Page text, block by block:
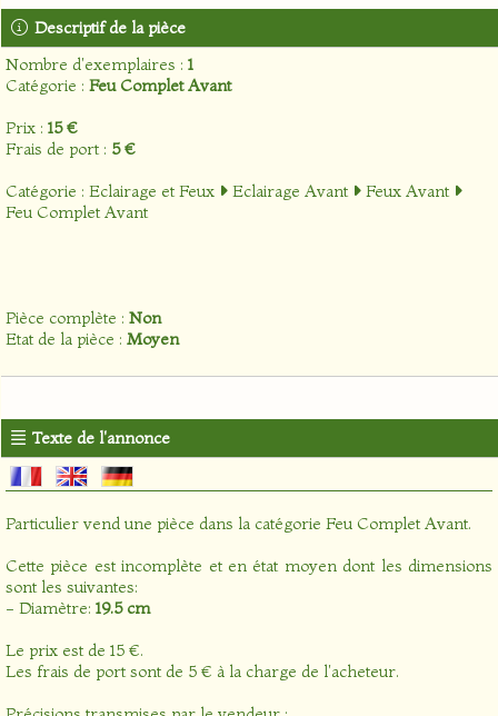
Descriptif de la pièce
Nombre d'exemplaires : 1
Catégorie : Feu Complet Avant
Prix : 15 €
Frais de port : 5 €
Catégorie : Eclairage et Feux Eclairage Avant
Feux Avant
Feu Complet Avant
Pièce complète : Non
Etat de la pièce : Moyen
Texte de l'annonce
Particulier vend une pièce dans la catégorie Feu Complet Avant.
Cette pièce est incomplète et en état moyen dont les dimensions
sont les suivantes:
- Diamètre: 19.5 cm
Le prix est de 15 €.
Les frais de port sont de 5 € à la charge de l'acheteur.